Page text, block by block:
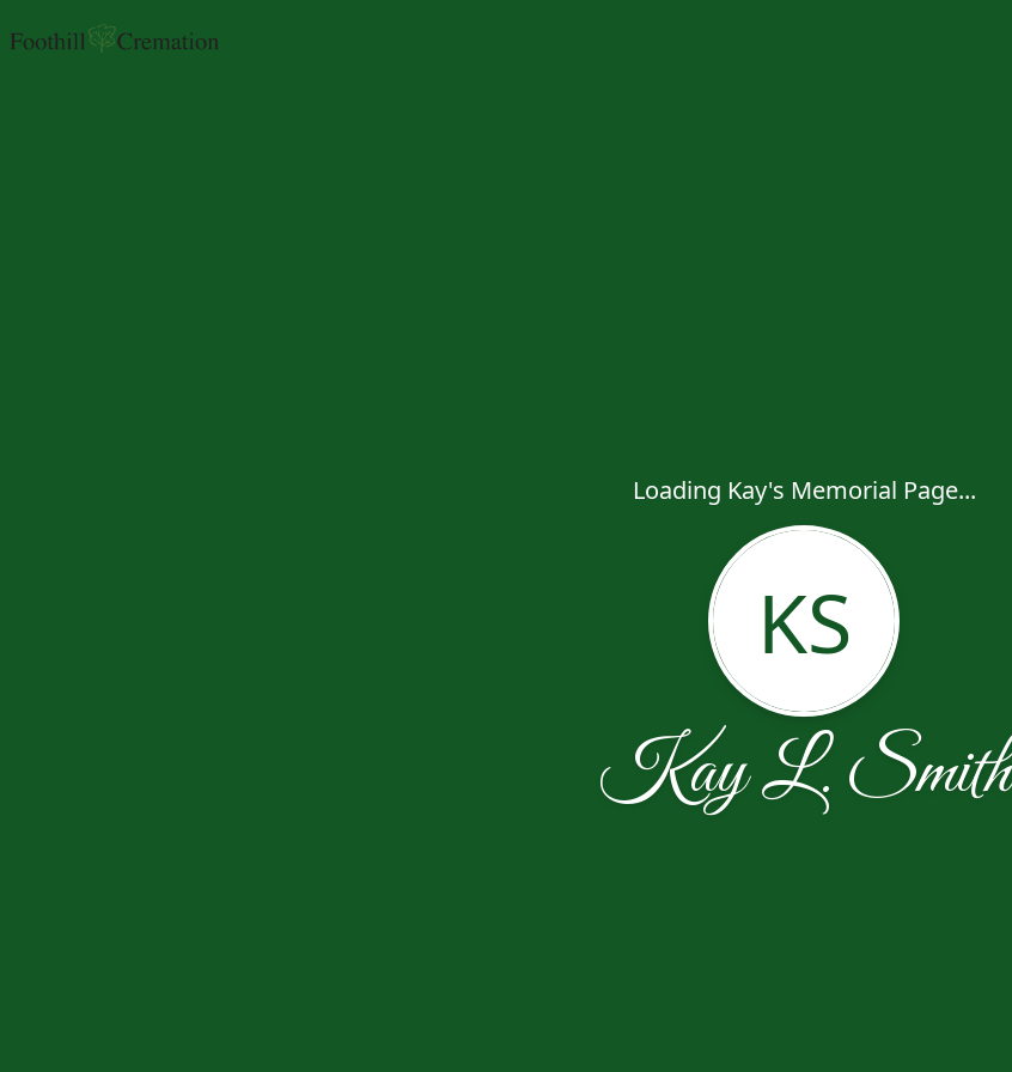
Loading Kay's Memorial Page...
KS
Kay L. Smith